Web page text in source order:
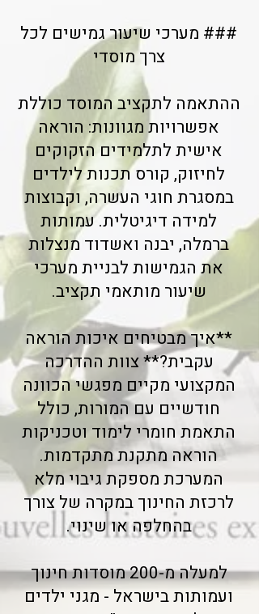
### מערכי שיעור גמישים לכל
צרך מוסדי
ההתאמה לתקציב המוסד כוללת
אפשרויות מגוונות: הוראה
אישית לתלמידים הזקוקים
לחיזוק, קורס תכנות לילדים
במסגרת חוגי העשרה, וקבוצות
למידה דיגיטלית. עמותות
ברמלה, יבנה ואשדוד מנצלות
את הגמישות לבניית מערכי
שיעור מותאמי תקציב.
**איך מבטיחים איכות הוראה
עקבית?** צוות ההדרכה
המקצועי מקיים מפגשי הכוונה
חודשיים עם המורות, כולל
התאמת חומרי לימוד וטכניקות
הוראה מתקנת מתקדמות.
המערכת מספקת גיבוי מלא
לרכזת החינוך במקרה של צורך
בהחלפה או שינוי.
למעלה מ-200 מוסדות חינוך
ועמותות בישראל - מגני ילדים